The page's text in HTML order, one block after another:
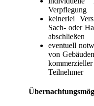
Verpflegung
keinerlei
Sach- oder
abschließen
eventuell
von
Teilnehmer